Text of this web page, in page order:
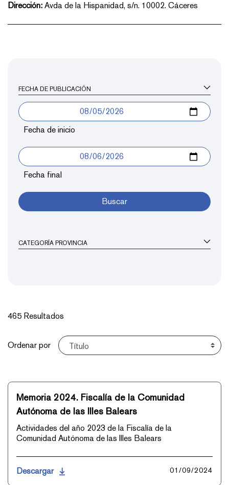
Dirección: Avda de la Hispanidad, s/n. 10002. Cáceres
FECHA DE PUBLICACIÓN
Fecha de inicio
Fecha final
Buscar
CATEGORÍA PROVINCIA
465 Resultados
Ordenar
Ordenar por
Memoria 2024. Fiscalía de la Comunidad
Autónoma de las Illes Balears
Actividades del año 2023 de la Fiscalía de la
Comunidad Autónoma de las Illes Balears
Descargar 01/09/2024